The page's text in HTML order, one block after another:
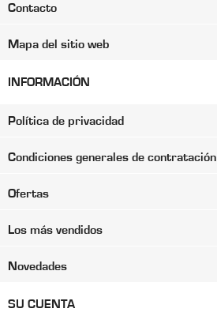
Contacto
Mapa del sitio web
INFORMACIÓN
Política de privacidad
Condiciones generales de contratación
Ofertas
Los más vendidos
Novedades
SU CUENTA